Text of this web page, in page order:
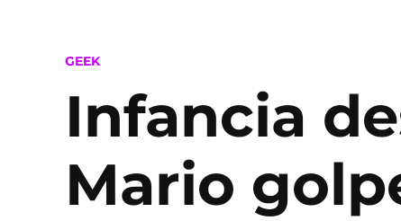
POSTED
GEEK
Infancia
Mario